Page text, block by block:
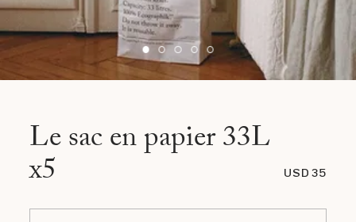
Le sac en papier 33L
x5 USD 35